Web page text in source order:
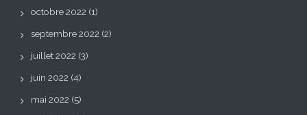
octobre 2022 (1)
septembre 2022 (2)
juillet 2022 (3)
juin 2022 (4)
mai 2022 (5)